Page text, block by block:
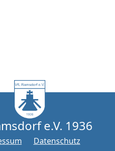
e.V. 1936
Datenschutz